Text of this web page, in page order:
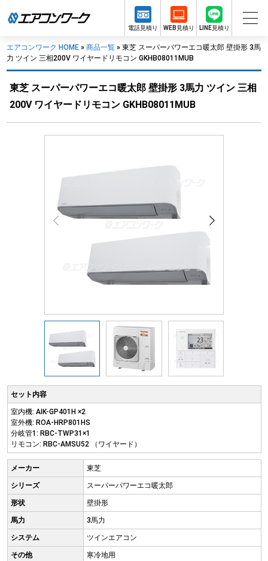
電話見積り WEB見積り LINE見積り
エアコンワーク HOME » 商品一覧 » 東芝 スーパーパワーエコ暖太郎 壁掛形 3馬
力 ツイン 三相200V ワイヤードリモコン GKHB08011MUB
東芝 スーパーパワーエコ暖太郎 壁掛形 3馬力 ツイン 三相
200V ワイヤードリモコン GKHB08011MUB
セット内容
室内機: AIK-GP401H ×2
室外機: ROA-HRP801HS
分岐管1: RBC-TWP31×1
リモコン: RBC-AMSU52 （ワイヤード）
メーカー 東芝
シリーズ スーパーパワーエコ暖太郎
形状 壁掛形
馬力 3馬力
システム ツインエアコン
その他 寒冷地用